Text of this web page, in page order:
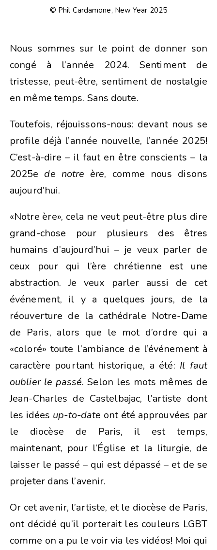
© Phil Cardamone, New Year 2025
Nous sommes sur le point de donner son
congé à l’année 2024. Sentiment de
tristesse, peut-être, sentiment de nostalgie
en même temps. Sans doute.
Toutefois, réjouissons-nous: devant nous se
profile déjà l’année nouvelle, l’année 2025!
C’est-à-dire – il faut en être conscients – la
2025e de notre ère, comme nous disons
aujourd’hui.
«Notre ère», cela ne veut peut-être plus dire
grand-chose pour plusieurs des êtres
humains d’aujourd’hui – je veux parler de
ceux pour qui l’ère chrétienne est une
abstraction. Je veux parler aussi de cet
événement, il y a quelques jours, de la
réouverture de la cathédrale Notre-Dame
de Paris, alors que le mot d’ordre qui a
«coloré» toute l’ambiance de l’événement à
caractère pourtant historique, a été: Il faut
oublier le passé. Selon les mots mêmes de
Jean-Charles de Castelbajac, l’artiste dont
les idées up-to-date ont été approuvées par
le diocèse de Paris, il est temps,
maintenant, pour l’Église et la liturgie, de
laisser le passé – qui est dépassé – et de se
projeter dans l’avenir.
Or cet avenir, l’artiste, et le diocèse de Paris,
ont décidé qu’il porterait les couleurs LGBT
comme on a pu le voir via les vidéos! Moi qui